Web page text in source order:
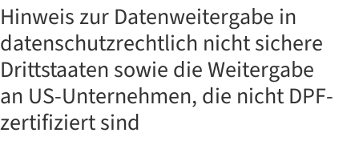
Hinweis zur Datenweitergabe in
datenschutzrechtlich nicht sichere
Drittstaaten sowie die Weitergabe
an US-Unternehmen, die nicht DPF-
zertifiziert sind